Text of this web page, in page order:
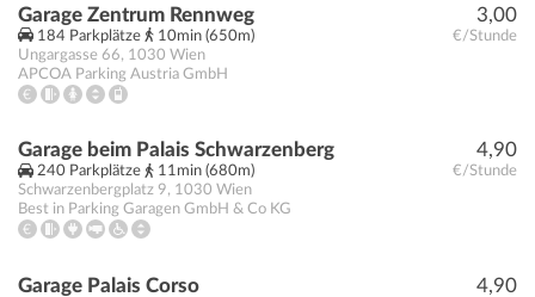
3,00
€/Stunde
Garage Zentrum Rennweg
184 Parkplätze
10min (650m)
Ungargasse 66, 1030 Wien
APCOA Parking Austria GmbH
4,90
€/Stunde
Garage beim Palais Schwarzenberg
240 Parkplätze
11min (680m)
Schwarzenbergplatz 9, 1030 Wien
Best in Parking Garagen GmbH & Co KG
4,90
Garage Palais Corso